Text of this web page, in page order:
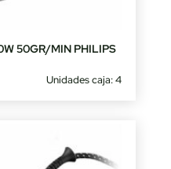
50GR/MIN PHILIPS
Unidades caja: 4